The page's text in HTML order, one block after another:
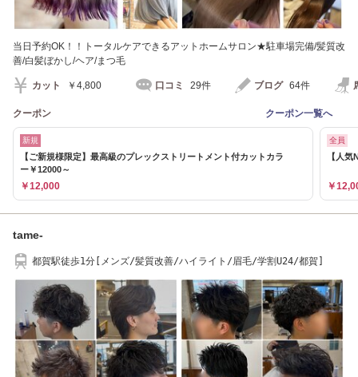
当日予約OK！！トータルケアできるアットホームサロン★駐車場完備/髪質改
善/白髪ぼかし/ヘア/まつ毛
カット ￥4,800 口コミ 29件 ブログ 64件
クーポン クーポン一覧へ
新規
【ご新規様限定】最高級のプレックストリートメント付カットカラ
ー￥12000～
￥12,000
全員
【人
￥
tame-
都賀駅徒歩1分[メンズ/髪質改善/ハイライト/眉毛/学割U24/都賀]